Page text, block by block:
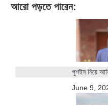
আরো পড়তে পারেন:
পুশইন নিয়ে
June 9,